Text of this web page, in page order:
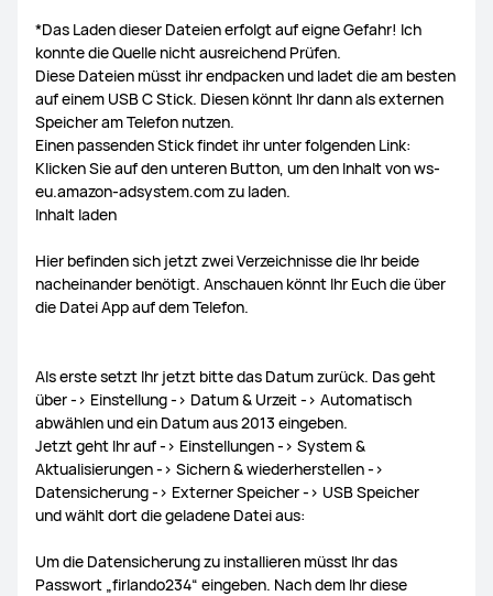
WiFi Router
*Das Laden dieser Dateien erfolgt auf eigne Gefahr! Ich
konnte die Quelle nicht ausreichend Prüfen.
Diese Dateien müsst ihr endpacken und ladet die am besten
auf einem USB C Stick. Diesen könnt Ihr dann als externen
Speicher am Telefon nutzen.
Einen passenden Stick findet ihr unter folgenden Link:
Klicken Sie auf den unteren Button, um den Inhalt von ws-
eu.amazon-adsystem.com zu laden.
Inhalt laden
Hier befinden sich jetzt zwei Verzeichnisse die Ihr beide
nacheinander benötigt. Anschauen könnt Ihr Euch die über
die Datei App auf dem Telefon.
Als erste setzt Ihr jetzt bitte das Datum zurück. Das geht
über -> Einstellung -> Datum & Urzeit -> Automatisch
abwählen und ein Datum aus 2013 eingeben.
Jetzt geht Ihr auf -> Einstellungen -> System &
Aktualisierungen -> Sichern & wiederherstellen ->
Datensicherung -> Externer Speicher -> USB Speicher
und wählt dort die geladene Datei aus:
Um die Datensicherung zu installieren müsst Ihr das
Passwort „firlando234“ eingeben. Nach dem Ihr diese